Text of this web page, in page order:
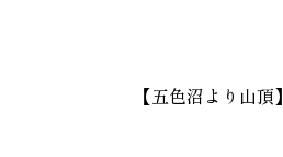
【五色沼より山頂】